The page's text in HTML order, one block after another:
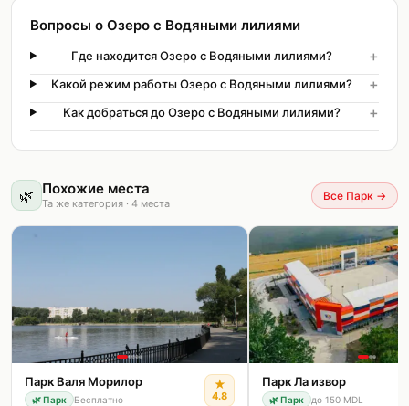
Вопросы о Озеро с Водяными лилиями
Где находится Озеро с Водяными лилиями? +
Какой режим работы Озеро с Водяными лилиями? +
Как добраться до Озеро с Водяными лилиями? +
🌿 Похожие места
Та же категория · 4 места
Все Парк →
Парк Валя Морилор
🌿Парк Бесплатно
★
4.8
Парк Ла извор
🌿Парк до 150 MDL